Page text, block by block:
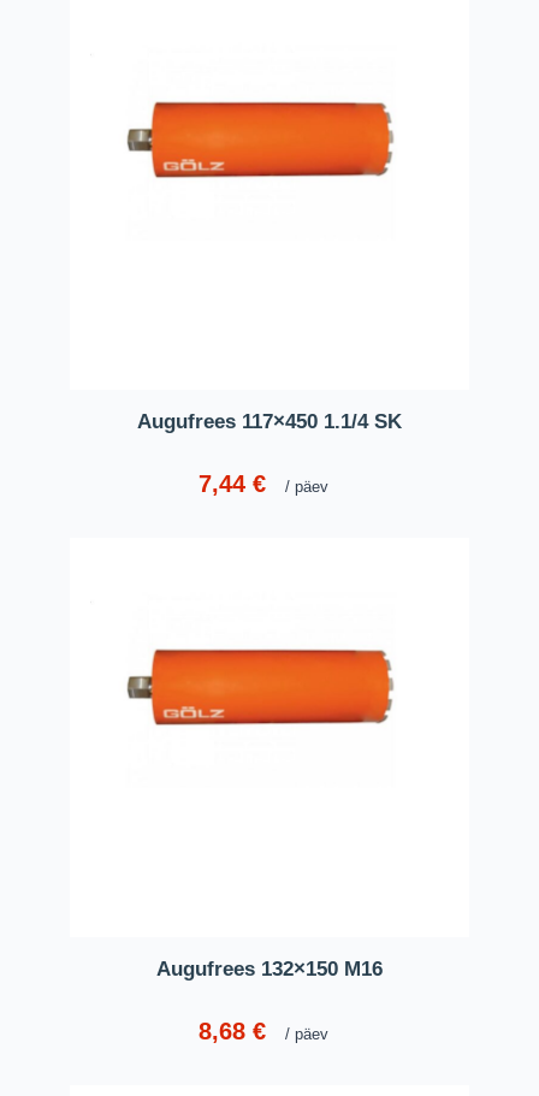
Augufrees 117×450 1.1/4 SK
7,44 € päev
Augufrees 132×150 M16
8,68 € päev